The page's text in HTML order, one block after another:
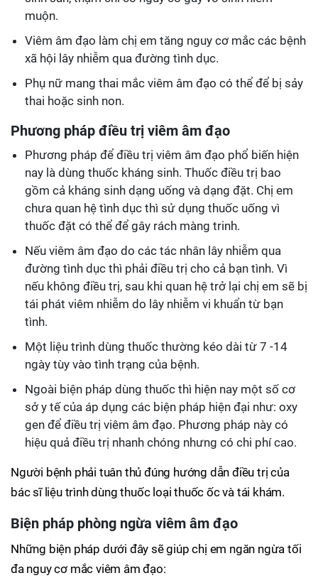
muộn.
Viêm âm đạo làm chị em tăng nguy cơ mắc các bệnh
xã hội lây nhiễm qua đường tình dục.
Phụ nữ mang thai mắc viêm âm đạo có thể để bị sảy
thai hoặc sinh non.
Phương pháp điều trị viêm âm đạo
Phương pháp để điều trị viêm âm đạo phổ biến hiện
nay là dùng thuốc kháng sinh. Thuốc điều trị bao
gồm cả kháng sinh dạng uống và dạng đặt. Chị em
chưa quan hệ tình dục thì sử dụng thuốc uống vì
thuốc đặt có thể để gây rách màng trinh.
Nếu viêm âm đạo do các tác nhân lây nhiễm qua
đường tình dục thì phải điều trị cho cả bạn tình. Vì
nếu không điều trị, sau khi quan hệ trở lại chị em sẽ bị
tái phát viêm nhiễm do lây nhiễm vi khuẩn từ bạn
tình.
Một liệu trình dùng thuốc thường kéo dài từ 7 -14
ngày tùy vào tình trạng của bệnh.
Ngoài biện pháp dùng thuốc thì hiện nay một số cơ
sở y tế của áp dụng các biện pháp hiện đại như: oxy
gen để điều trị viêm âm đạo. Phương pháp này có
hiệu quả điều trị nhanh chóng nhưng có chi phí cao.
Người bệnh phải tuân thủ đúng hướng dẫn điều trị của
bác sĩ liệu trình dùng thuốc loại thuốc ốc và tái khám.
Biện pháp phòng ngừa viêm âm đạo
Những biện pháp dưới đây sẽ giúp chị em ngăn ngừa tối
đa nguy cơ mắc viêm âm đạo: